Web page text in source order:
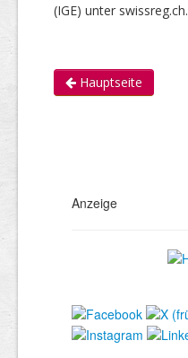
(IGE) unter swissreg.ch.
Hauptseite